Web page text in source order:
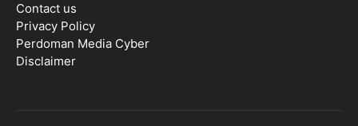
Contact us
Privacy Policy
Perdoman Media Cyber
Disclaimer